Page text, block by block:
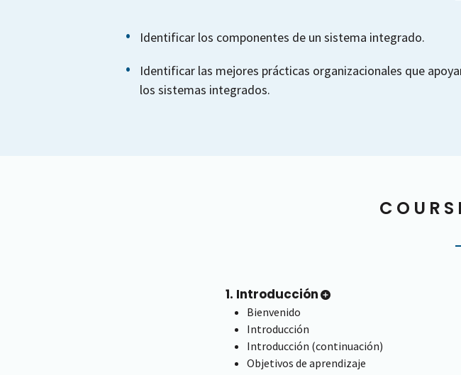
Identificar los componentes de un sistema integrado.
Identificar las mejores prácticas organizacionales que
los sistemas integrados.
1. Introducción
Bienvenido
Introducción
Introducción (continuación)
Objetivos de aprendizaje